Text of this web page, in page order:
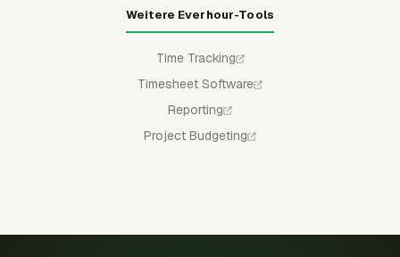
Weitere Everhour-Tools
Time Tracking
Timesheet Software
Reporting
Project Budgeting